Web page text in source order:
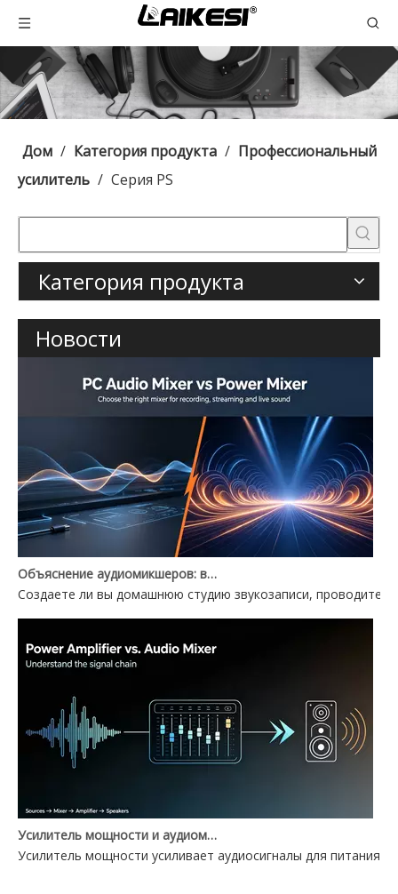
Дом / Категория продукта / Профессиональный
усилитель / Серия PS
Категория продукта
Новости
Объяснение аудиомикшеров: выбор между аудиомикшером для ПК и Power Mixer
Создаете ли вы домашнюю студию звукозаписи, проводите
Усилитель мощности и аудиомикшер: в чем разница?
Усилитель мощности усиливает аудиосигналы для питания